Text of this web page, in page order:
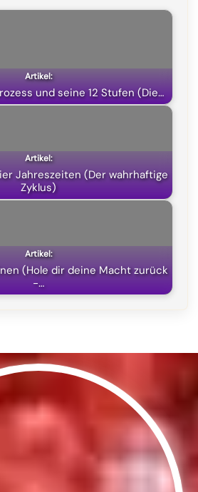
a
m
p
p
t
e
und seine 12 Stufen (Die…
Jahreszeiten (Der wahrhaftige
Zyklus)
(Hole dir deine Macht zurück
-…